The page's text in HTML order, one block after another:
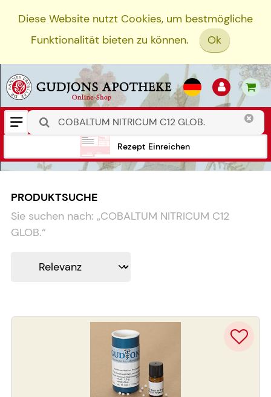
Diese Website nutzt Cookies, um bestmögliche
Funktionalität bieten zu können.
Ok
Rezept Einreichen
PRODUKTSUCHE
Sie suchen nach: „COBALTUM NITRICUM C12
GLOB.“